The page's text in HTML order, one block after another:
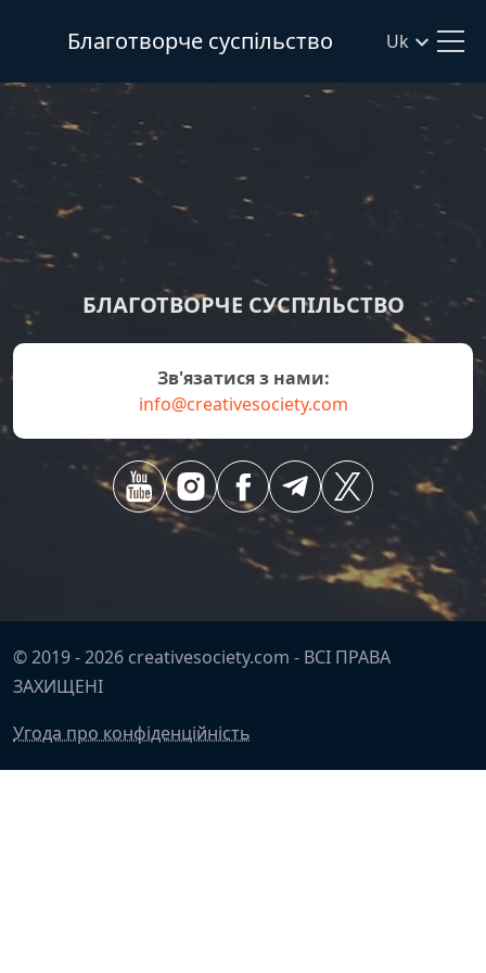
Благотворче суспільство Uk
БЛАГОТВОРЧЕ СУСПІЛЬСТВО
зв'язатися з нами:
info@creativesociety.com
© 2019 -2026 creativesociety.com - ВСІ ПРАВА
ЗАХИЩЕНІ
Угода про конфіденційність